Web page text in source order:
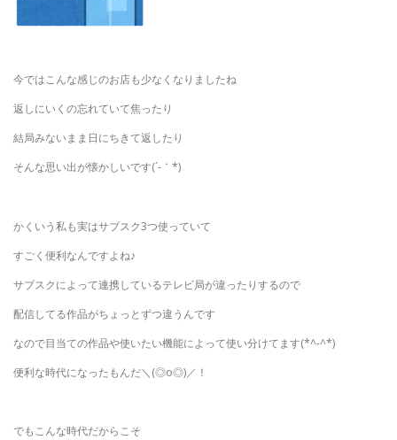
今ではこんな感じのお店も少なくなりましたね
返しにいくの忘れていて焦ったり
結局みないまま日にちきて返したり
そんな思い出が懐かしいです(´-｀*)
かくいう私も実はサブスク3つ使っていて
すごく便利なんですよね♪
サブスクによって連携しているテレビ局が違ったりするので
配信してる作品がちょっとずつ違うんです
なので目当ての作品や使いたい機能によって使い分けてます(*^-^*)
便利な時代になったもんだ＼(◎o◎)／！
でもこんな時代だからこそ